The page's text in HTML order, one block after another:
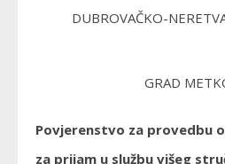
DUBROVAČKO-
GRAD
Povjerenstvo za provedbu
za prijam u službu višeg